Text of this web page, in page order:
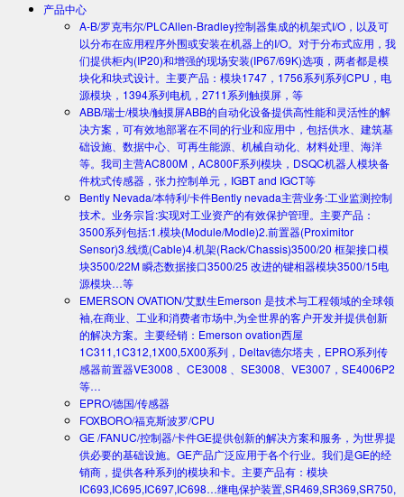
产品中心
A-B/罗克韦尔/PLCAllen-Bradley控制器集成的机架式I/O，以及可
以分布在应用程序外围或安装在机器上的I/O。对于分布式应用，我
们提供柜内(IP20)和增强的现场安装(IP67/69K)选项，两者都是模
块化和块式设计。主要产品：模块1747，1756系列系列CPU，电
源模块，1394系列电机，2711系列触摸屏，等
ABB/瑞士/模块/触摸屏ABB的自动化设备提供高性能和灵活性的解
决方案，可有效地部署在不同的行业和应用中，包括供水、建筑基
础设施、数据中心、可再生能源、机械自动化、材料处理、海洋
等。我司主营AC800M，AC800F系列模块，DSQC机器人模块备
件枕式传感器，张力控制单元，IGBT and IGCT等
Bently Nevada/本特利/卡件Bently nevada主营业务:工业监测控制
技术。业务宗旨:实现对工业资产的有效保护管理。主要产品：
3500系列包括:1.模块(Module/Modle)2.前置器(Proximitor
Sensor)3.线缆(Cable)4.机架(Rack/Chassis)3500/20 框架接口模
块3500/22M 瞬态数据接口3500/25 改进的键相器模块3500/15电
源模块…等
EMERSON OVATION/艾默生Emerson 是技术与工程领域的全球领
袖,在商业、工业和消费者市场中,为全世界的客户开发并提供创新
的解决方案。主要经销：Emerson ovation西屋
1C311,1C312,1X00,5X00系列，Deltav德尔塔夫，EPRO系列传
感器前置器VE3008 、CE3008 、SE3008、VE3007，SE4006P2
等…
EPRO/德国/传感器
FOXBORO/福克斯波罗/CPU
GE /FANUC/控制器/卡件GE提供创新的解决方案和服务，为世界提
供必要的基础设施。GE产品广泛应用于各个行业。我们是GE的经
销商，提供各种系列的模块和卡。主要产品有：模块
IC693,IC695,IC697,IC698…继电保护装置,SR469,SR369,SR750,